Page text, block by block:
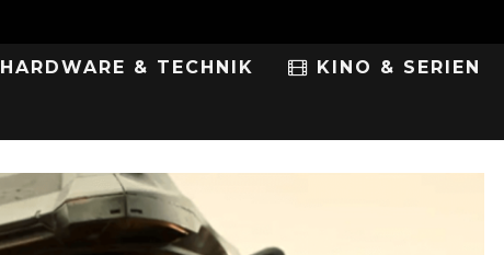
HARDWARE & TECHNIK KINO & SERIEN